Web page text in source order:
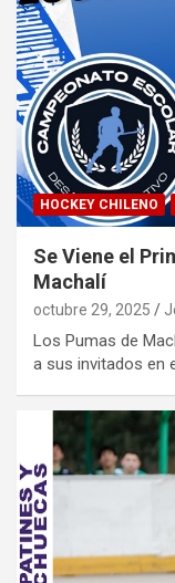
HOCKEY CHILENO
Se Viene el
Machalí
octubre 29, 2025
Los Pumas de
a sus invitados en